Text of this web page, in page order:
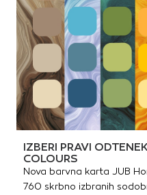
IZBERI PRAVI
COLOURS
Nova barvna karta JUB
760 skrbno izbranih